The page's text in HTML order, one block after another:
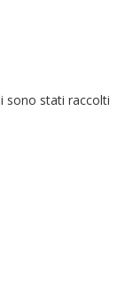
sono stati raccolti